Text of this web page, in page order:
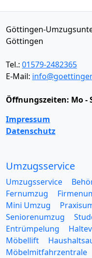
Göttingen-
Göttingen
Tel.: 01579-2482365
E-Mail:
Öffnungszeiten: Mo -
Impressum
Datenschutz
Umzugsservice
Umzugsservice
Fernumzug
Mini Umzug
Seniorenumzug
Entrümpelung
Möbellift
Möbelmitfahrzentrale